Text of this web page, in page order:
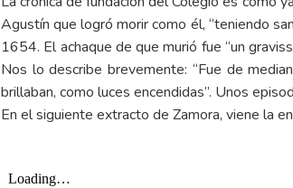
Agustín que logró morir como él, “teniendo
1654. El achaque de que murió fue “un
Nos lo describe brevemente: “Fue de
brillaban, como luces encendidas”. Unos
En el siguiente extracto de Zamora, viene la